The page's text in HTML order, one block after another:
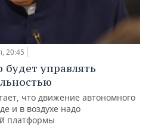
20:45
управлять
что движение автономного
и в воздухе надо
платформы